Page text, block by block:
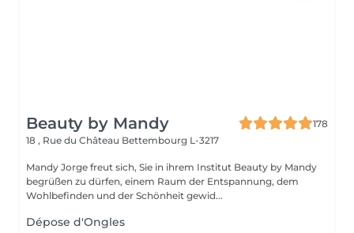
Beauty by Mandy
178
18 , Rue du Château Bettembourg L-3217
Mandy Jorge freut sich, Sie in ihrem Institut Beauty by Mandy
begrüßen zu dürfen, einem Raum der Entspannung, dem
Wohlbefinden und der Schönheit gewid...
Dépose d'Ongles